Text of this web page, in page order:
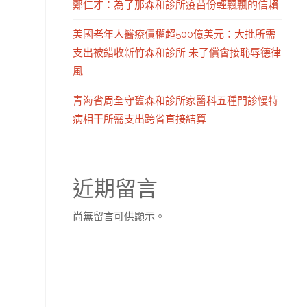
鄭仁才：為了那森和診所疫苗份輕飄飄的信賴
美國老年人醫療債權超500億美元：大批所需
支出被錯收新竹森和診所 未了償會接恥辱德律
風
青海省周全守舊森和診所家醫科五種門診慢特
病相干所需支出跨省直接結算
近期留言
尚無留言可供顯示。